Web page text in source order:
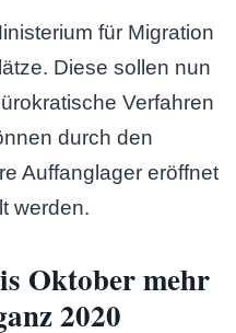
für Migration
Diese sollen nun
Verfahren
durch den
Auffanglager eröffnet
werden.
Oktober mehr
2020